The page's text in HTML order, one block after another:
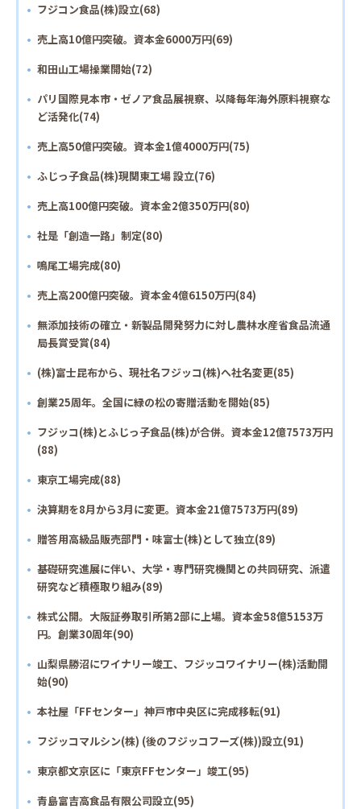
フジコン食品(株)設立(68)
売上高10億円突破。資本金6000万円(69)
和田山工場操業開始(72)
パリ国際見本市・ゼノア食品展視察、以降毎年海外原料視察な
ど活発化(74)
売上高50億円突破。資本金1億4000万円(75)
ふじっ子食品(株)現関東工場 設立(76)
売上高100億円突破。資本金2億350万円(80)
社是「創造一路」制定(80)
鳴尾工場完成(80)
売上高200億円突破。資本金4億6150万円(84)
無添加技術の確立・新製品開発努力に対し農林水産省食品流通
局長賞受賞(84)
(株)富士昆布から、現社名フジッコ(株)へ社名変更(85)
創業25周年。全国に緑の松の寄贈活動を開始(85)
フジッコ(株)とふじっ子食品(株)が合併。資本金12億7573万円
(88)
東京工場完成(88)
決算期を8月から3月に変更。資本金21億7573万円(89)
贈答用高級品販売部門・味富士(株)として独立(89)
基礎研究進展に伴い、大学・専門研究機関との共同研究、派遣
研究など積極取り組み(89)
株式公開。大阪証券取引所第2部に上場。資本金58億5153万
円。創業30周年(90)
山梨県勝沼にワイナリー竣工、フジッコワイナリー(株)活動開
始(90)
本社屋「FFセンター」神戸市中央区に完成移転(91)
フジッコマルシン(株) (後のフジッコフーズ(株))設立(91)
東京都文京区に「東京FFセンター」竣工(95)
青島富吉高食品有限公司設立(95)